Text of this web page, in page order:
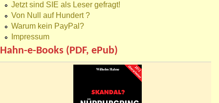
Jetzt sind SIE als Leser gefragt!
Von Null auf Hundert ?
Warum kein PayPal?
Impressum
Hahn-e-Books (PDF, ePub)